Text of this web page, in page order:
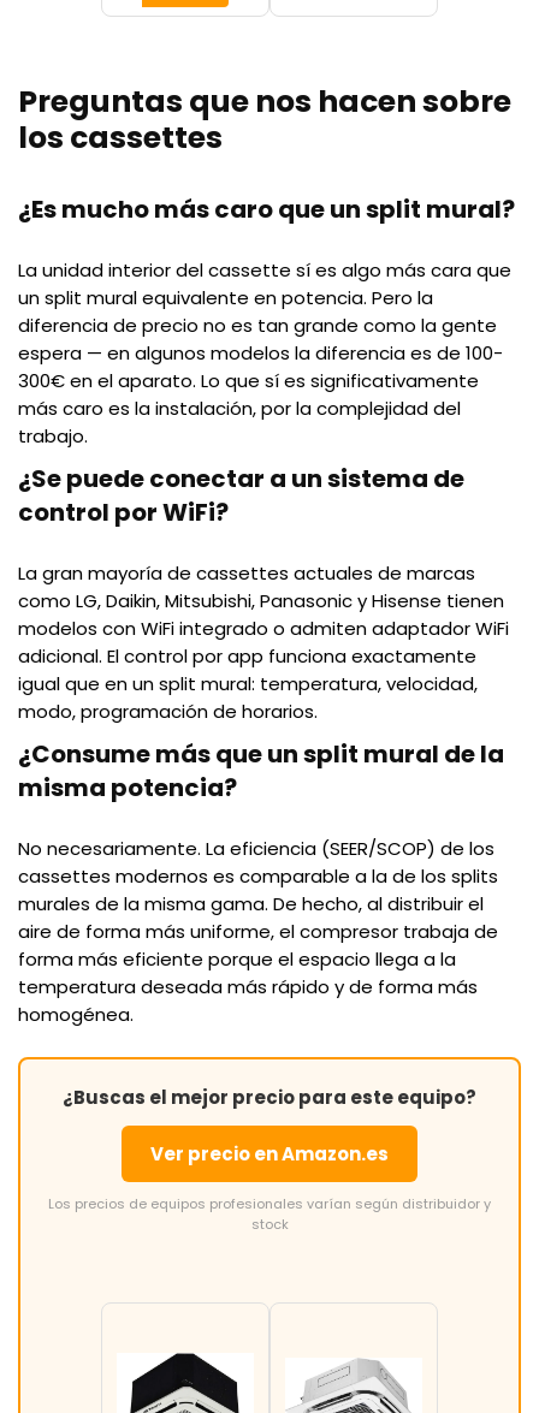
Preguntas que nos hacen sobre
los cassettes
¿Es mucho más caro que un split mural?
La unidad interior del cassette sí es algo más cara que
un split mural equivalente en potencia. Pero la
diferencia de precio no es tan grande como la gente
espera — en algunos modelos la diferencia es de 100-
300€ en el aparato. Lo que sí es significativamente
más caro es la instalación, por la complejidad del
trabajo.
¿Se puede conectar a un sistema de
control por WiFi?
La gran mayoría de cassettes actuales de marcas
como LG, Daikin, Mitsubishi, Panasonic y Hisense tienen
modelos con WiFi integrado o admiten adaptador WiFi
adicional. El control por app funciona exactamente
igual que en un split mural: temperatura, velocidad,
modo, programación de horarios.
¿Consume más que un split mural de la
misma potencia?
No necesariamente. La eficiencia (SEER/SCOP) de los
cassettes modernos es comparable a la de los splits
murales de la misma gama. De hecho, al distribuir el
aire de forma más uniforme, el compresor trabaja de
forma más eficiente porque el espacio llega a la
temperatura deseada más rápido y de forma más
homogénea.
¿Buscas el mejor precio para este equipo?
Ver precio en Amazon.es
Los precios de equipos profesionales varían según distribuidor y
stock